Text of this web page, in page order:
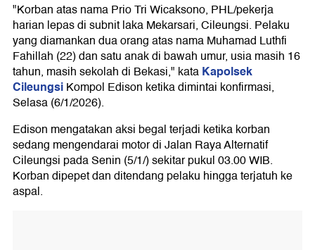
"Korban atas nama Prio Tri Wicaksono, PHL/pekerja
harian lepas di subnit laka Mekarsari, Cileungsi. Pelaku
yang diamankan dua orang atas nama Muhamad Luthfi
Fahillah (22) dan satu anak di bawah umur, usia masih 16
tahun, masih sekolah di Bekasi," kataKapolsek
CileungsiKompol Edison ketika dimintai konfirmasi,
Selasa (6/1/2026).
Edison mengatakan aksi begal terjadi ketika korban
sedang mengendarai motor di Jalan Raya Alternatif
Cileungsi pada Senin (5/1/) sekitar pukul 03.00 WIB.
Korban dipepet dan ditendang pelaku hingga terjatuh ke
aspal.